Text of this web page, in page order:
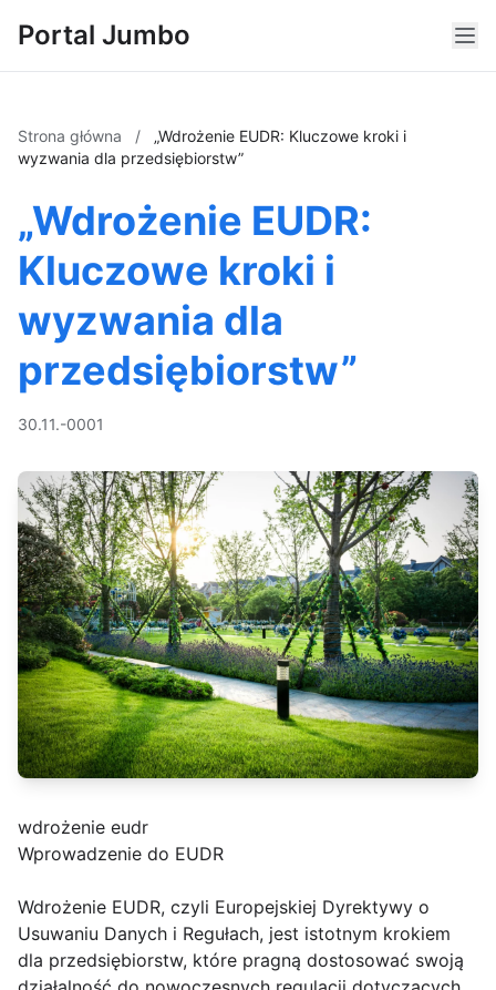
Portal Jumbo
Strona główna /
„Wdrożenie EUDR: Kluczowe kroki i
wyzwania dla przedsiębiorstw”
„Wdrożenie EUDR:
Kluczowe kroki i
wyzwania dla
przedsiębiorstw”
30.11.-0001
wdrożenie eudr
Wprowadzenie do EUDR
Wdrożenie EUDR, czyli Europejskiej Dyrektywy o
Usuwaniu Danych i Regułach, jest istotnym krokiem
dla przedsiębiorstw, które pragną dostosować swoją